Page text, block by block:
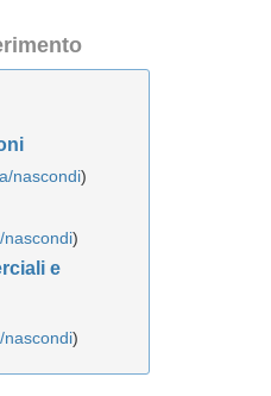
nascondi)
nascondi)
e
nascondi)